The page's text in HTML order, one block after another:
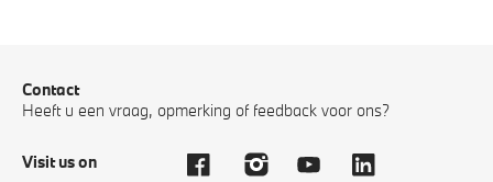
Contact
Heeft u een vraag, opmerking of feedback voor ons?
Visit us on